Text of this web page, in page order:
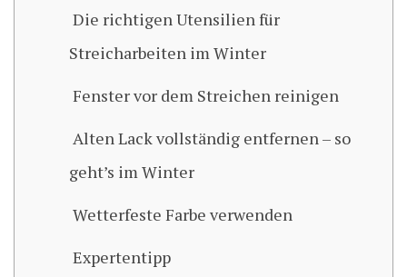
Die richtigen Utensilien für
Streicharbeiten im Winter
Fenster vor dem Streichen reinigen
Alten Lack vollständig entfernen – so
geht’s im Winter
Wetterfeste Farbe verwenden
Expertentipp